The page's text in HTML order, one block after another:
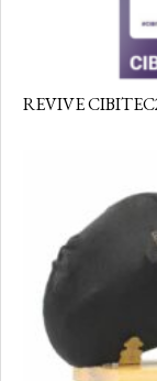
REVIVE